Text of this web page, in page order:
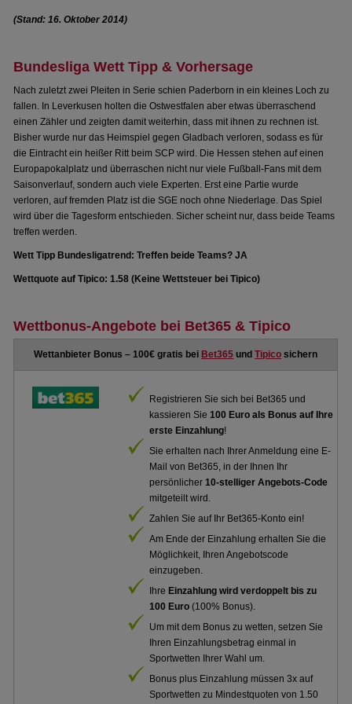
(Stand: 16. Oktober 2014)
Bundesliga Wett Tipp & Vorhersage
Nach zuletzt zwei Pleiten in Serie schien Paderborn in ein kleines Loch zu
fallen. In Leverkusen holten die Ostwestfalen aber etwas überraschend
einen Zähler und zeigten damit weiterhin, dass mit ihnen zu rechnen ist.
Bisher wurde nur das Heimspiel gegen Gladbach verloren, sodass es für
die Eintracht ein heißer Ritt beim SCP wird. Die Hessen stehen auf einen
Europapokalplatz und überraschen nicht nur viele Fußball-Fans mit dem
Saisonverlauf, sondern auch viele Experten. Erst eine Partie wurde
verloren, auf fremden Platz ist die SGE noch ohne Niederlage. Das Spiel
wird über die Tagesform entschieden. Sicher scheint nur, dass beide Teams
treffen werden.
Wett Tipp Bundesligatrend: Treffen beide Teams? JA
Wettquote auf Tipico: 1.58 (Keine Wettsteuer bei Tipico)
Wettbonus-Angebote bei Bet365 & Tipico
Wettanbieter Bonus – 100€ gratis bei Bet365 undTipico sichern
Registrieren Sie sich bei Bet365 und
kassieren Sie100 Euro als Bonus auf Ihre
erste Einzahlung!
Sie erhalten nach Ihrer Anmeldung eine E-
Mail von Bet365, in der Ihnen Ihr
persönlicher10-stelliger Angebots-Code
mitgeteilt wird.
Zahlen Sie auf Ihr Bet365-Konto ein!
Am Ende der Einzahlung erhalten Sie die
Möglichkeit, Ihren Angebotscode
einzugeben.
Ihre Einzahlung wird verdoppelt bis zu
100 Euro (100% Bonus).
Um mit dem Bonus zu wetten, setzen Sie
Ihren Einzahlungsbetrag einmal in
Sportwetten Ihrer Wahl um.
Bonus plus Einzahlung müssen 3x auf
Sportwetten zu Mindestquoten von 1.50